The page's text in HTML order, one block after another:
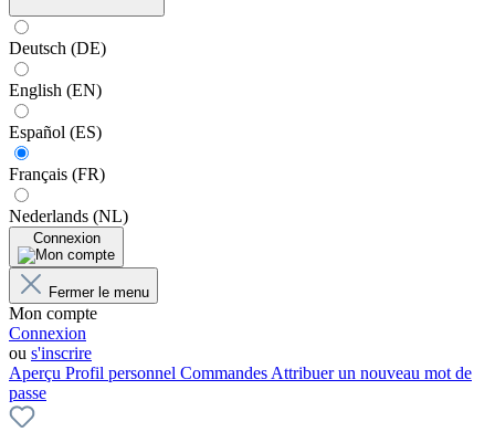
Deutsch (DE)
English (EN)
Español (ES)
Français (FR)
Nederlands (NL)
Connexion
Fermer le menu
Mon compte
Connexion
ou s'inscrire
Aperçu Profil personnel Commandes Attribuer un nouveau mot de
passe